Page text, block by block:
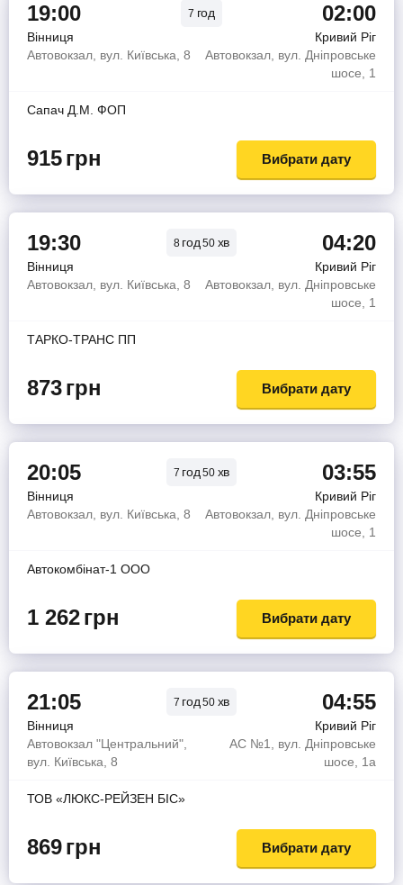
19:00 7 год 02:00
Вінниця
Кривий Ріг
Автовокзал, вул. Київська, 8
Автовокзал, вул. Дніпровське
шосе, 1
Сапач Д.М. ФОП
915грн Вибрати дату
19:30 8 год50 хв 04:20
Вінниця
Кривий Ріг
Автовокзал, вул. Київська, 8
Автовокзал, вул. Дніпровське
шосе, 1
ТАРКО-ТРАНС ПП
873грн Вибрати дату
20:05 7 год50 хв 03:55
Вінниця
Кривий Ріг
Автовокзал, вул. Київська, 8
Автовокзал, вул. Дніпровське
шосе, 1
Автокомбiнат-1 ООО
1 262грн Вибрати дату
21:05 7 год50 хв 04:55
Вінниця
Кривий Ріг
Автовокзал "Центральний",
вул. Київська, 8
АС №1, вул. Дніпровське
шосе, 1а
ТОВ «ЛЮКС-РЕЙЗЕН БІС»
869грн Вибрати дату